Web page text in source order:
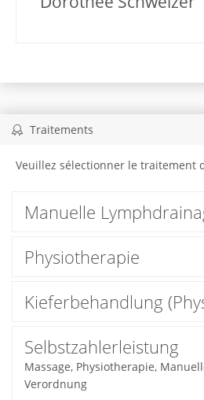
Traitements
Veuillez sélectionner le traitement
Manuelle
Physiotherapie
Kieferbehandlung
Selbstzahlerleistung
Massage, Physiotherapie,
Verordnung